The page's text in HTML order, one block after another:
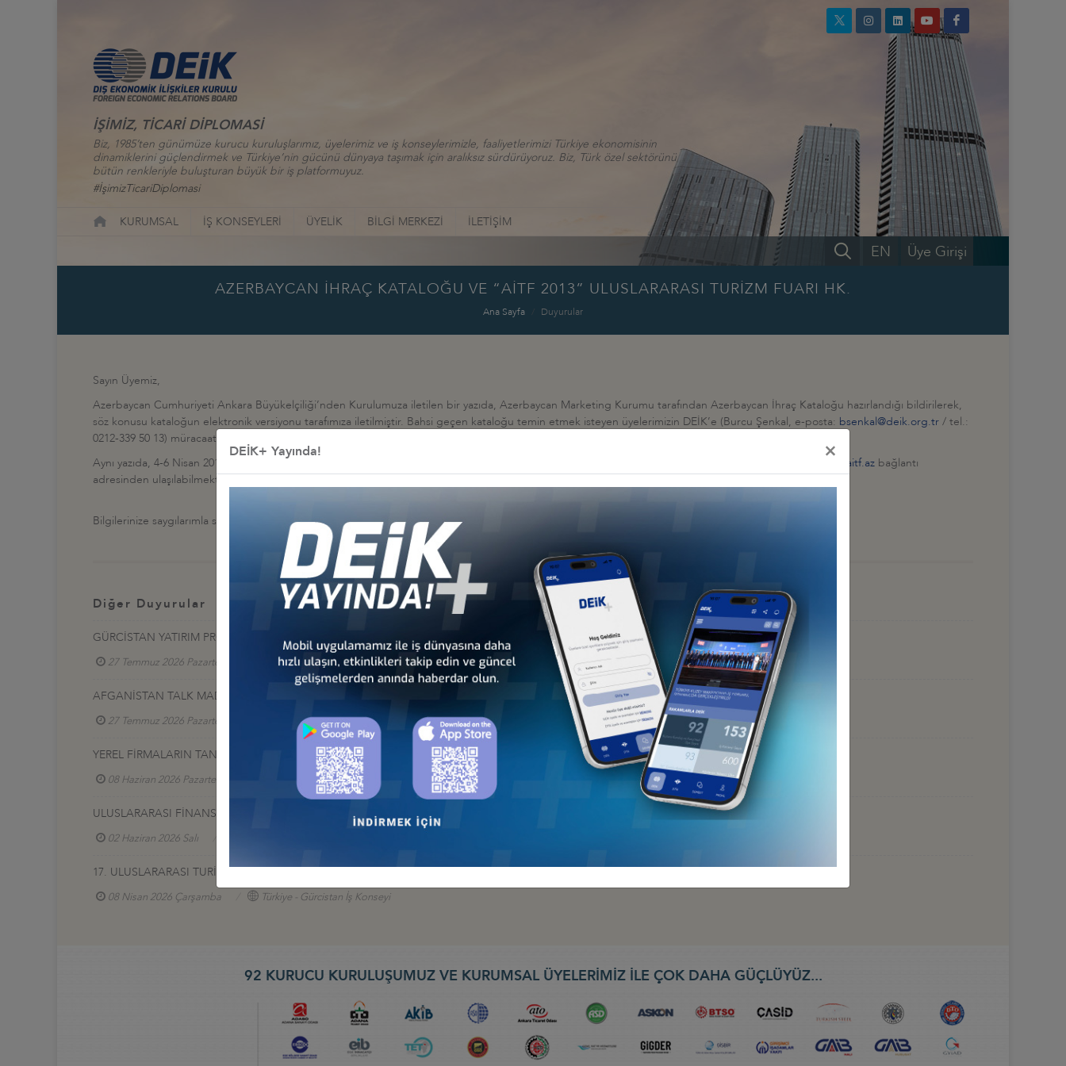
İŞİMİZ, TİCARİ DİPLOMASİ
Biz, 1985’ten günümüze kurucu kuruluşlarımız, üyelerimiz ve iş konseylerimizle, faaliyetlerimizi Türkiye ekonomisinin
dinamiklerini güçlendirmek ve Türkiye’nin gücünü dünyaya taşımak için aralıksız sürdürüyoruz. Biz, Türk özel sektörünü
bütün renkleriyle buluşturan büyük bir iş platformuyuz.
#İşimizTicariDiplomasi
KURUMSAL İŞ KONSEYLERİ ÜYELİK BİLGİ MERKEZİ İLETİŞİM
Üye Girişi
EN
AZERBAYCAN İHRAÇ KATALOĞU VE “AİTF 2013” ULUSLARARASI TURİZM FUARI HK.
Ana Sayfa Duyurular
Sayın Üyemiz,
Azerbaycan Cumhuriyeti Ankara Büyükelçiliği’nden Kurulumuza iletilen bir yazıda, Azerbaycan Marketing Kurumu tarafından Azerbaycan İhraç Kataloğu hazırlandığı bildirilerek,
söz konusu kataloğun elektronik versiyonu tarafımıza iletilmiştir. Bahsi geçen kataloğu temin etmek isteyen üyelerimizin DEİK’e (Burcu Şenkal, e-posta: bsenkal@deik.org.tr / tel.:
0212-339 50 13) müracaat etmeleri gerekmektedir.
Aynı yazıda, 4-6 Nisan 2013 tarihlerinde Bakü’de “AİTF 2013” Uluslararası Turizm Fuarının düzenleneceği bildirilmektedir. Fuarla ilgili ayrıntılı bilgiye
www.aitf.az bağlantı
adresinden ulaşılabilmektedir.
Bilgilerinize saygılarımla sunarım.
Diğer Duyurular
GÜRCİSTAN YATIRIM PROJELERİ HK.
27 Temmuz 2026 Pazartesi Türkiye - Gürcistan İş Konseyi
AFGANİSTAN TALK MADEN SAHASI GELİŞTİRME İHALESİ HK
27 Temmuz 2026 Pazartesi Türkiye - Afganistan İş Konseyi
YEREL FİRMALARIN TANITIM SERGİSİ, 17-20 HAZİRAN 2026, BAKÜ
08 Haziran 2026 Pazartesi Türkiye - Azerbaycan İş Konseyi
ULUSLARARASI FİNANS VE BANKACILIK ZİRVESİ 2026: TÜRK DEVLETLERİNİN KÜRESELFİNANSAL ENTEGRASYONU, 9-10 HAZİRAN 2026, BAKÜ
02 Haziran 2026 Salı
17. ULUSLARARASI TURİZM VE OTEL EKİPMANLARI (EBIT 2026) FUARI, 30 NİSAN-2 MAYIS 2026, BATUM
08 Nisan 2026 Çarşamba Türkiye - Gürcistan İş Konseyi
92 KURUCU KURULUŞUMUZ VE KURUMSAL ÜYELERİMİZ İLE ÇOK DAHA GÜÇLÜYÜZ...
DEİK+ Yayında! ×